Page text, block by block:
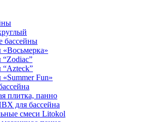
бассейны
«Восьмерка»
“Zodiac”
“Azteck”
Fun»
плитка, панно
для бассейна
смеси Litokol